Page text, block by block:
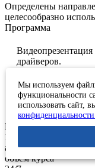
Определены
целесообразно
Программа
драйверов.
Дополнительные
дерево драйверов,
Преимущества
10
академических часов
объем курса
Мы используем
функциональности
использовать сайт,
конфиденциальности.